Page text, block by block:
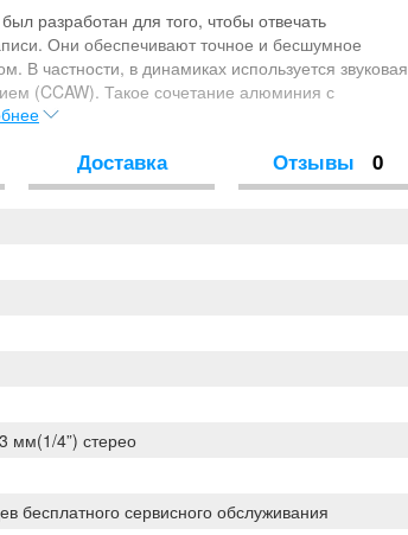
разработан для того, чтобы отвечать
Они обеспечивают точное и бесшумное
В частности, в динамиках используется звуковая
(CCAW). Такое сочетание алюминия с
вес, обеспечивая высокую четкость звука и
Доставка Отзывы 0
мм(1/4”) стерео
бесплатного сервисного обслуживания